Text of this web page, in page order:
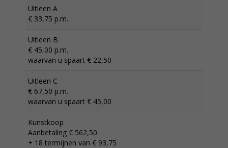
Uitleen A
€ 33,75 p.m.
Uitleen B
€ 45,00 p.m.
waarvan u spaart € 22,50
Uitleen C
€ 67,50 p.m.
waarvan u spaart € 45,00
Kunstkoop
Aanbetaling € 562,50
+ 18 termijnen van € 93,75